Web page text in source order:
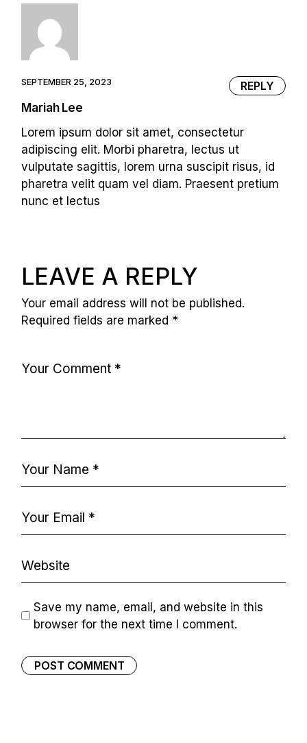
SEPTEMBER 25, 2023
REPLY
Mariah Lee
Lorem ipsum dolor sit amet, consectetur
adipiscing elit. Morbi pharetra, lectus ut
vulputate sagittis, lorem urna suscipit risus, id
pharetra velit quam vel diam. Praesent pretium
nunc et lectus
LEAVE A REPLY
Your email address will not be published.
Required fields are marked *
Save my name, email, and website in this
browser for the next time I comment.
POST COMMENT